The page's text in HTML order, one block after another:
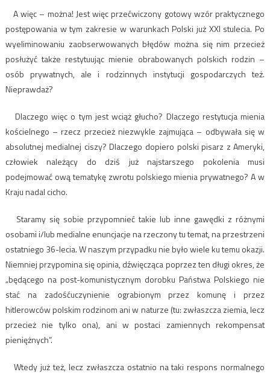
A więc – można! Jest więc przećwiczony gotowy wzór praktycznego
postępowania w tym zakresie w warunkach Polski już XXI stulecia. Po
wyeliminowaniu zaobserwowanych błędów można się nim przecież
posłużyć także restytuując mienie obrabowanych polskich rodzin –
osób prywatnych, ale i rodzinnych instytucji gospodarczych też.
Nieprawdaż?
Dlaczego więc o tym jest wciąż głucho? Dlaczego restytucja mienia
kościelnego – rzecz przecież niezwykle zajmująca – odbywała się w
absolutnej medialnej ciszy? Dlaczego dopiero polski pisarz z Ameryki,
człowiek należący do dziś już najstarszego pokolenia musi
podejmować ową tematykę zwrotu polskiego mienia prywatnego? A w
Kraju nadal cicho.
Staramy się sobie przypomnieć takie lub inne gawędki z różnymi
osobami i/lub medialne enuncjacje na rzeczony tu temat, na przestrzeni
ostatniego 36-lecia. W naszym przypadku nie było wiele ku temu okazji.
Niemniej przypomina się opinia, dźwięcząca poprzez ten długi okres, że
„będącego na post-komunistycznym dorobku Państwa Polskiego nie
stać na zadośćuczynienie ograbionym przez komunę i przez
hitlerowców polskim rodzinom ani w naturze (tu: zwłaszcza ziemia, lecz
przecież nie tylko ona), ani w postaci zamiennych rekompensat
pieniężnych”.
Wtedy już też, lecz zwłaszcza ostatnio na taki respons normalnego